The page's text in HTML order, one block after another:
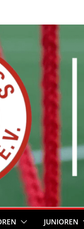
JUNIOREN